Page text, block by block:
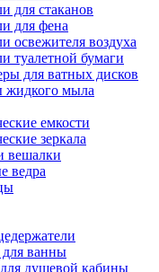
для стаканов
для фена
освежителя воздуха
туалетной бумаги
для ватных дисков
жидкого мыла
емкости
зеркала
вешалки
ведра
ванны
душевой кабины